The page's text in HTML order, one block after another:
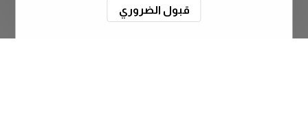
قبول الضروري